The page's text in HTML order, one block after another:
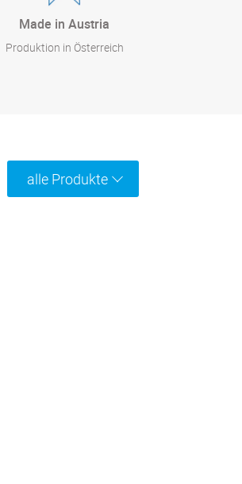
Made in Austria
Produktion in Österreich
alle Produkte